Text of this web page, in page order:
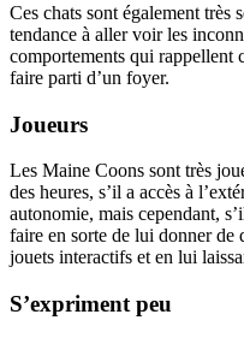
Ces chats sont également très
tendance à aller voir les
comportements qui rappellent
faire parti d’un foyer.
Joueurs
Les Maine Coons sont très
des heures, s’il a accès à
autonomie, mais cependant,
faire en sorte de lui donner de
jouets interactifs et en lui
S’expriment peu